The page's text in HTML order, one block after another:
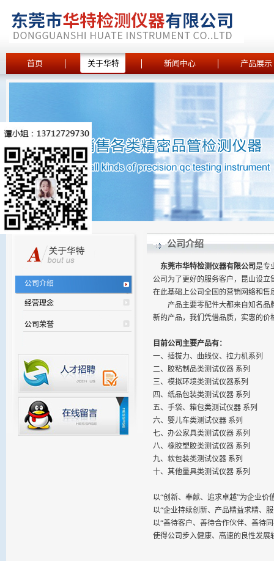
首页 关于华特 新闻中心 产品展示
公司介绍
经营理念
公司荣誉
公司介绍
东莞市华特检测仪器有限公司是专
公司为了更好的服务客户，昆山设
在此基础上公司全国的营销网络和
产品主要零配件大都来自知名品牌
新的产品，我们凭借品质，实惠的
目前公司主要产品有：
一、插拔力、曲线仪、拉力机系列
二、胶粘制品类测试仪器 系列
三、模拟环境类测试仪器系列
四、纸品包装类测试仪器 系列
五、手袋、箱包类测试仪器 系列
六、婴儿车类测试仪器 系列
七、办公家具类测试仪器 系列
八、橡胶塑胶类测试仪器 系列
九、软包装类测试仪器 系列
十、其他量具类测试仪器 系列
以“创新、奉献、追求卓越”为企业
以“企业持续创新、产品精益求精、
以“善待客户、善待合作伙伴、善待
使得公司步入健康、高速的良性发